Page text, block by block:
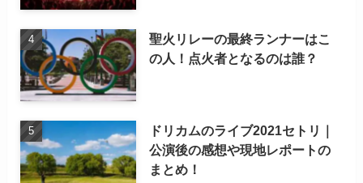
聖火リレーの最終ランナーはこ
の人！点火者となるのは誰？
ドリカムのライブ2021セトリ｜
公演後の感想や現地レポートの
まとめ！